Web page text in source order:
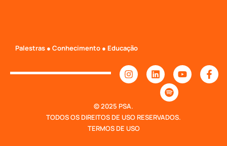
Palestras ● Conhecimento ● Educação
© 2025 PSA.
TODOS OS DIREITOS DE USO RESERVADOS.
TERMOS DE USO